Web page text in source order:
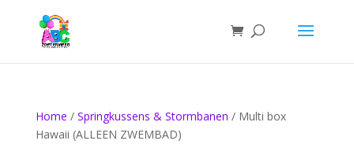
Home / Springkussens & Stormbanen / Multi box
Hawaii (ALLEEN ZWEMBAD)